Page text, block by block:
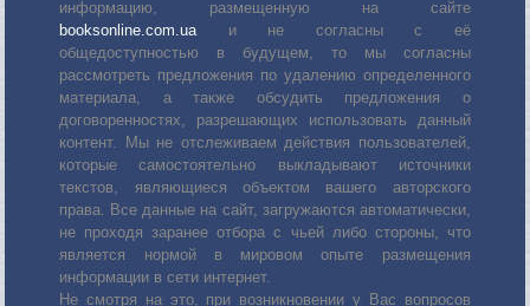
информацию, размещенную на сайте
booksonline.com.uaи не согласны с её
общедоступностью в будущем, то мы согласны
рассмотреть предложения по удалению определенного
материала, а также обсудить предложения о
договоренностях, разрешающих использовать данный
контент. Мы не отслеживаем действия пользователей,
которые самостоятельно выкладывают источники
текстов, являющиеся объектом вашего авторского
права. Все данные на сайт, загружаются автоматически,
не проходя заранее отбора с чьей либо стороны, что
является нормой в мировом опыте размещения
информации в сети интернет.
Не смотря на это, при возникновении у Вас вопросов